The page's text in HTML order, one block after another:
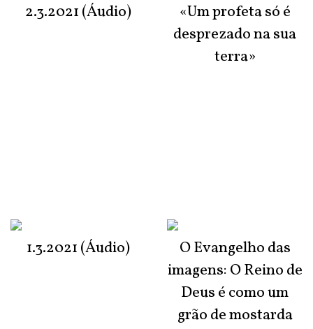
2.3.2021 (Áudio)
1.3.2021 (Áudio)
«Um profeta só é
desprezado na sua
terra»
O Evangelho das
imagens: O Reino de
Deus é como um
grão de mostarda